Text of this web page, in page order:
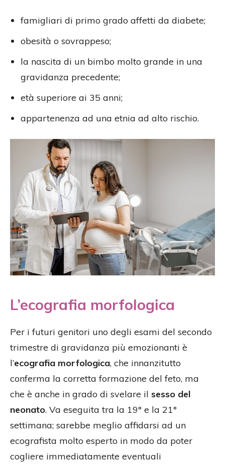
famigliari di primo grado affetti da diabete;
obesità o sovrappeso;
la nascita di un bimbo molto grande in una
gravidanza precedente;
età superiore ai 35 anni;
appartenenza ad una etnia ad alto rischio.
L’ecografia morfologica
Per i futuri genitori uno degli esami del secondo
trimestre di gravidanza più emozionanti è
l’ecografia morfologica, che innanzitutto
conferma la corretta formazione del feto, ma
che è anche in grado di svelare il sesso del
neonato. Va eseguita tra la 19° e la 21°
settimana; sarebbe meglio affidarsi ad un
ecografista molto esperto in modo da poter
cogliere immediatamente eventuali